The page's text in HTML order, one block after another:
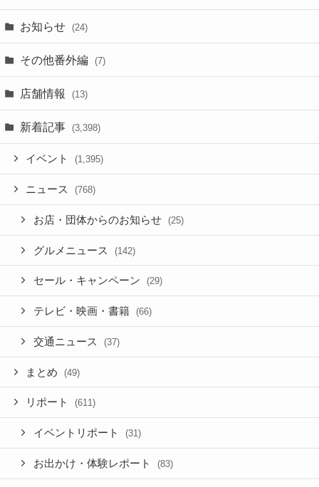
お知らせ (24)
その他番外編 (7)
店舗情報 (13)
新着記事 (3,398)
イベント (1,395)
ニュース (768)
お店・団体からのお知らせ (25)
グルメニュース (142)
セール・キャンペーン (29)
テレビ・映画・書籍 (66)
交通ニュース (37)
まとめ (49)
リポート (611)
イベントリポート (31)
お出かけ・体験レポート (83)